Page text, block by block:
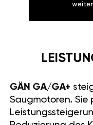
GÄN GA/GA+
Saugmotoren. Sie